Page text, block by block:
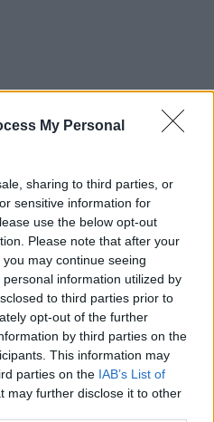
My Personal
sharing to third parties, or
sensitive information for
use the below opt-out
Please note that after your
may continue seeing
information utilized by
to third parties prior to
opt-out of the further
by third parties on the
This information may
parties on the IAB’s List of
may further disclose it to other